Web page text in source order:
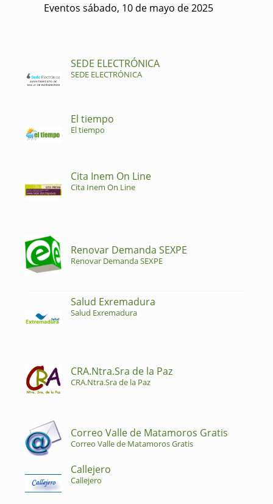
Eventos sábado, 10 de mayo de 2025
SEDE ELECTRÓNICA
SEDE ELECTRÓNICA
El tiempo
El tiempo
Cita Inem On Line
Cita Inem On Line
Renovar Demanda SEXPE
Renovar Demanda SEXPE
Salud Exremadura
Salud Exremadura
CRA.Ntra.Sra de la Paz
CRA.Ntra.Sra de la Paz
Correo Valle de Matamoros Gratis
Correo Valle de Matamoros Gratis
Callejero
Callejero